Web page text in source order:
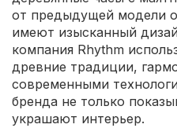
от предыдущей модели
имеют изысканный
компания Rhythm
древние традиции,
современными
бренда не только
украшают интерьер.